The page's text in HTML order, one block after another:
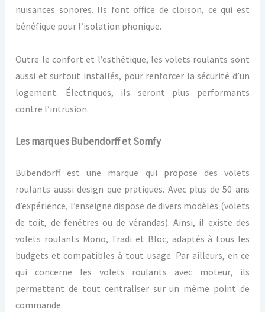
nuisances sonores. Ils font office de cloison, ce qui est
bénéfique pour l’isolation phonique.
Outre le confort et l’esthétique, les volets roulants sont
aussi et surtout installés, pour renforcer la sécurité d’un
logement. Électriques, ils seront plus performants
contre l’intrusion.
Les marques Bubendorff et Somfy
Bubendorff est une marque qui propose des volets
roulants aussi design que pratiques. Avec plus de 50 ans
d’expérience, l’enseigne dispose de divers modèles (volets
de toit, de fenêtres ou de vérandas). Ainsi, il existe des
volets roulants Mono, Tradi et Bloc, adaptés à tous les
budgets et compatibles à tout usage. Par ailleurs, en ce
qui concerne les volets roulants avec moteur, ils
permettent de tout centraliser sur un même point de
commande.